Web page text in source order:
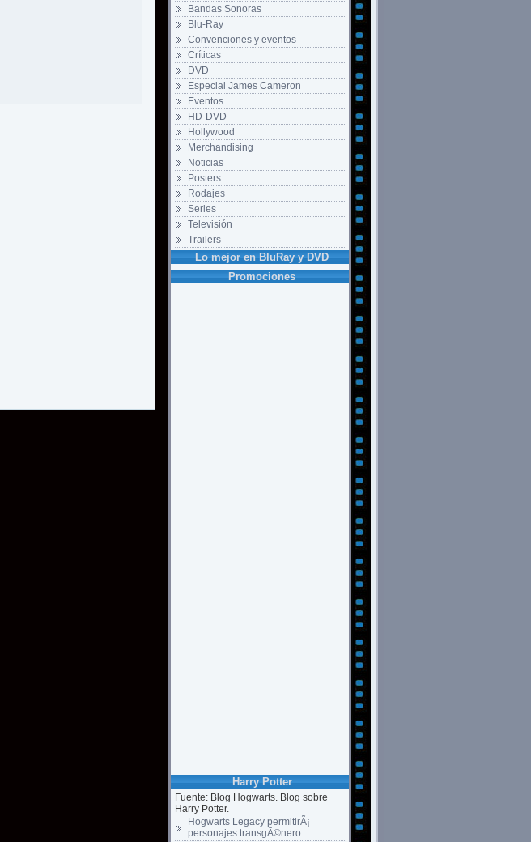
Bandas Sonoras
Blu-Ray
Convenciones y eventos
Críticas
DVD
Especial James Cameron
Eventos
HD-DVD
Hollywood
Merchandising
Noticias
Posters
Rodajes
Series
Televisión
Trailers
Lo mejor en BluRay y DVD
Promociones
Harry Potter
Fuente: Blog Hogwarts. Blog sobre
Harry Potter.
Hogwarts Legacy permitirÃ¡
personajes transgÃ©nero